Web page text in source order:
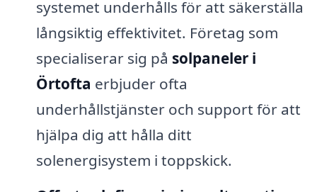
systemet underhålls för att säkerställa
långsiktig effektivitet. Företag som
specialiserar sig på solpaneler i
Örtofta erbjuder ofta
underhållstjänster och support för att
hjälpa dig att hålla ditt
solenergisystem i toppskick.